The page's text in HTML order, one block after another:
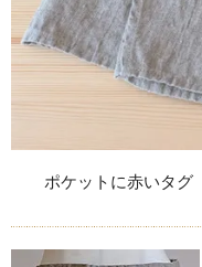
ポケットに赤いタグ